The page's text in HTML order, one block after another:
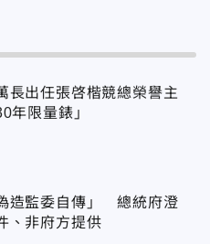
長出任張啓楷競總榮譽主
限量錶」
造監委自傳」 總統府澄
、非府方提供